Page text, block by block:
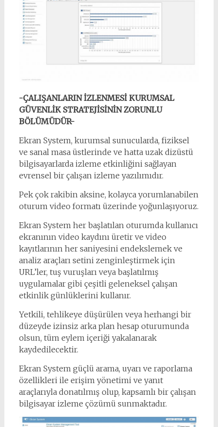
-ÇALIŞANLARIN İZLENMESİ KURUMSAL
GÜVENLİK STRATEJİSİNİN ZORUNLU
BÖLÜMÜDÜR-
Ekran System, kurumsal sunucularda, fiziksel
ve sanal masa üstlerinde ve hatta uzak dizüstü
bilgisayarlarda izleme etkinliğini sağlayan
evrensel bir çalışan izleme yazılımıdır.
Pek çok rakibin aksine, kolayca yorumlanabilen
oturum video formatı üzerinde yoğunlaşıyoruz.
Ekran System her başlatılan oturumda kullanıcı
ekranının video kaydını üretir ve video
kayıtlarının her saniyesini endekslemek ve
analiz araçları setini zenginleştirmek için
URL’ler, tuş vuruşları veya başlatılmış
uygulamalar gibi çeşitli geleneksel çalışan
etkinlik günlüklerini kullanır.
Yetkili, tehlikeye düşürülen veya herhangi bir
düzeyde izinsiz arka plan hesap oturumunda
olsun, tüm eylem içeriği yakalanarak
kaydedilecektir.
Ekran System güçlü arama, uyarı ve raporlama
özellikleri ile erişim yönetimi ve yanıt
araçlarıyla donatılmış olup, kapsamlı bir çalışan
bilgisayar izleme çözümü sunmaktadır.